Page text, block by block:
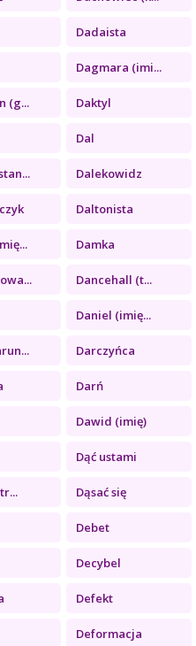
Dadaista
Dagmara (imi...
(g... Daktyl
Dal
Dalekowidz
Daltonista
Damka
Dancehall (t...
Daniel (imię...
Darczyńca
Darń
Dawid (imię)
Dąć ustami
Dąsać się
Debet
Decybel
Defekt
Deformacja